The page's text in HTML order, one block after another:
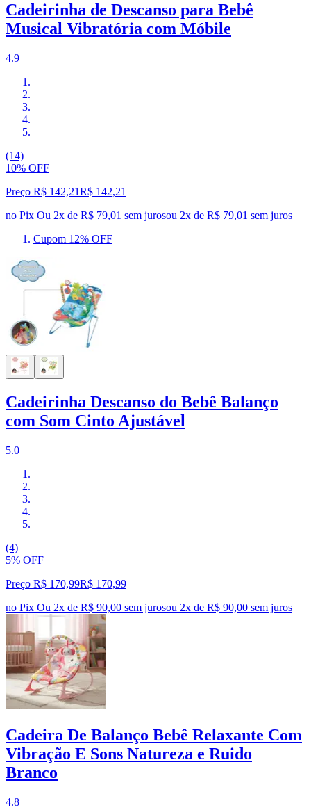
Cadeirinha de Descanso para Bebê
Musical Vibratória com Móbile
4.9
(14)
10% OFF
Preço R$ 142,21R$ 142,21
no Pix Ou 2x de R$ 79,01 sem jurosou 2x de R$ 79,01 sem juros
Cupom 12% OFF
Cadeirinha Descanso do Bebê Balanço
com Som Cinto Ajustável
5.0
(4)
5% OFF
Preço R$ 170,99R$ 170,99
no Pix Ou 2x de R$ 90,00 sem jurosou 2x de R$ 90,00 sem juros
Cadeira De Balanço Bebê Relaxante Com
Vibração E Sons Natureza e Ruido
Branco
4.8